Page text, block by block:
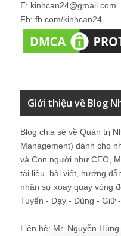
E: kinhcan24@gmail.com
Fb: fb.com/kinhcan24
Giới thiệu về Blog
Blog chia sẻ về Quản trị
Management) dành cho
và Con người như CEO,
tài liệu, bài viết, hướng
nhân sự xoay quay vòng
Tuyển - Dạy - Dùng - Giữ -
Liên hệ: Mr. Nguyễn